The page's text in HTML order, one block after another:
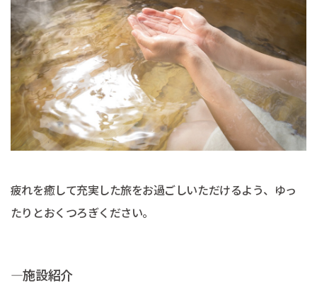
疲れを癒して充実した旅をお過ごしいただけるよう、ゆっ
たりとおくつろぎください。
―施設紹介